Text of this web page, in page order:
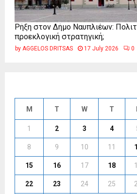
Ρήξη στον Δήμο Ναυπλιέων:
προεκλογική στρατηγική;
by AGGELOS DRITSAS 17 July 2026 0
M T W T
1 2 3 4
8 9 10 11
15 16 17 18
22 23 24 25